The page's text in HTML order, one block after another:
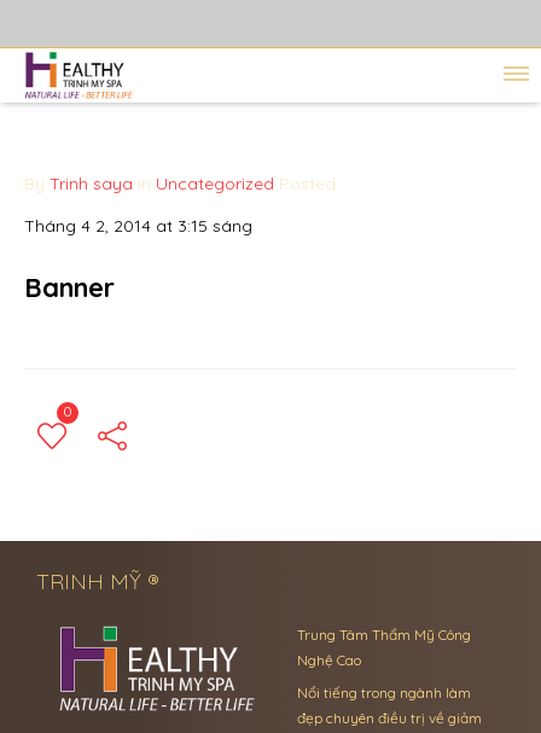
By Trinh saya in Uncategorized Posted
Tháng 4 2, 2014 at 3:15 sáng
Banner
0
TRINH MỸ ®
Trung Tâm Thẩm Mỹ Công
Nghệ Cao
Nổi tiếng trong ngành làm
đẹp chuyên điều trị về giảm